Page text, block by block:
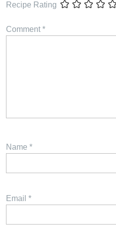
Recipe Rating
Comment *
Name *
Email *